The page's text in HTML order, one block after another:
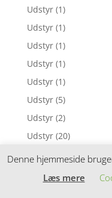
Udstyr (1)
Udstyr (1)
Udstyr (1)
Udstyr (1)
Udstyr (1)
Udstyr (5)
Udstyr (2)
Udstyr (20)
Udstyr
Denne hjemmeside
Læs mere